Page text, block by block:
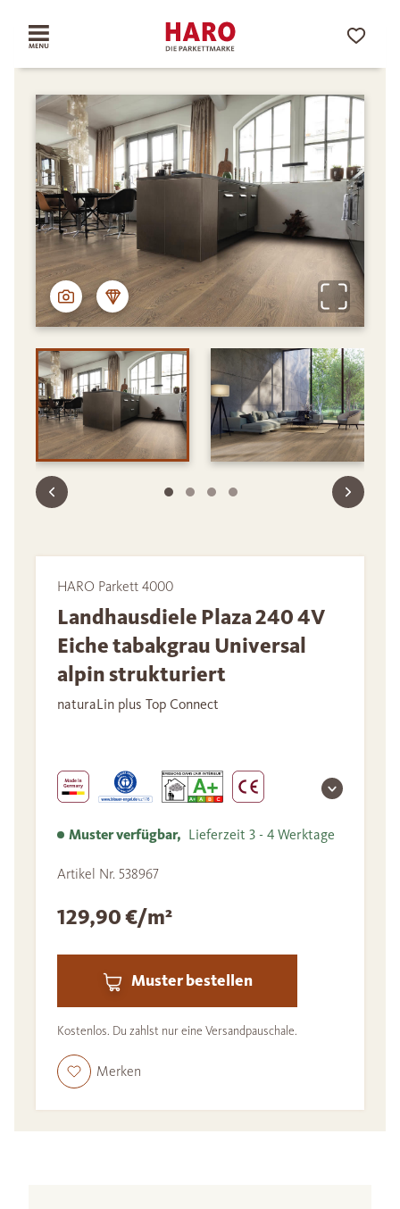
HARO Parkett 4000
Landhausdiele Plaza 240 4V
Eiche tabakgrau Universal
alpin strukturiert
naturaLin plus Top Connect
Muster verfügbar, Lieferzeit 3 - 4 Werktage
Artikel Nr. 538967
129,90 €/m²
Muster bestellen
Kostenlos. Du zahlst nur eine Versandpauschale.
Merken